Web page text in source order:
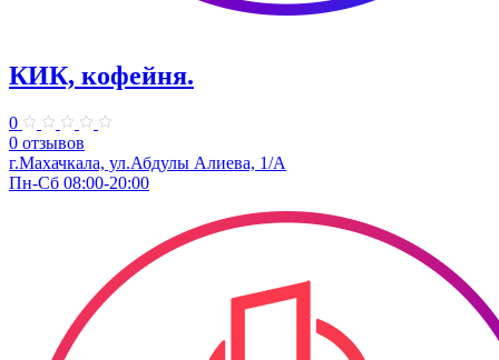
КИК, кофейня.
0
0 отзывов
г.Махачкала, ул.Абдулы Алиева, 1/А
Пн-Сб 08:00-20:00